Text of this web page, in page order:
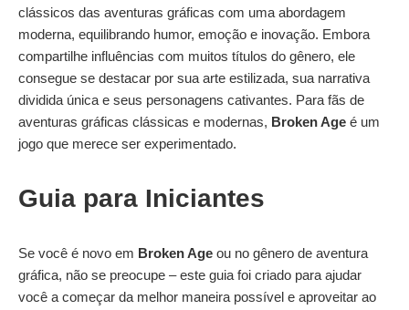
clássicos das aventuras gráficas com uma abordagem
moderna, equilibrando humor, emoção e inovação. Embora
compartilhe influências com muitos títulos do gênero, ele
consegue se destacar por sua arte estilizada, sua narrativa
dividida única e seus personagens cativantes. Para fãs de
aventuras gráficas clássicas e modernas, Broken Age é um
jogo que merece ser experimentado.
Guia para Iniciantes
Se você é novo em Broken Age ou no gênero de aventura
gráfica, não se preocupe – este guia foi criado para ajudar
você a começar da melhor maneira possível e aproveitar ao